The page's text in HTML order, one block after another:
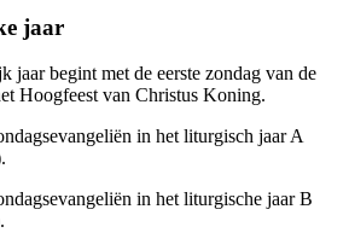
jaar
jaar begint met de eerste zondag van de
Hoogfeest van Christus Koning.
in het liturgisch jaar A
in het liturgische jaar B